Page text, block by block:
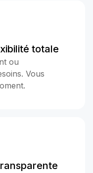
totale
ou
Vous